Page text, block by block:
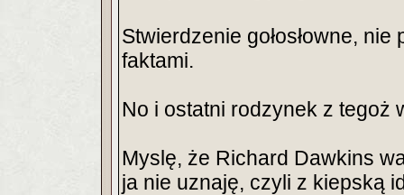
Stwierdzenie gołosłowne,
faktami.
No i ostatni rodzynek z tegoż
Myslę, że Richard Dawkins
ja nie uznaję, czyli z kiepską